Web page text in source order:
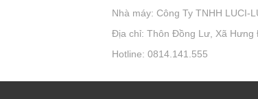
Nhà máy: Công Ty TNHH LUCI-
Địa chỉ: Thôn Đồng Lư, Xã Hưng
Hotline: 0814.141.555